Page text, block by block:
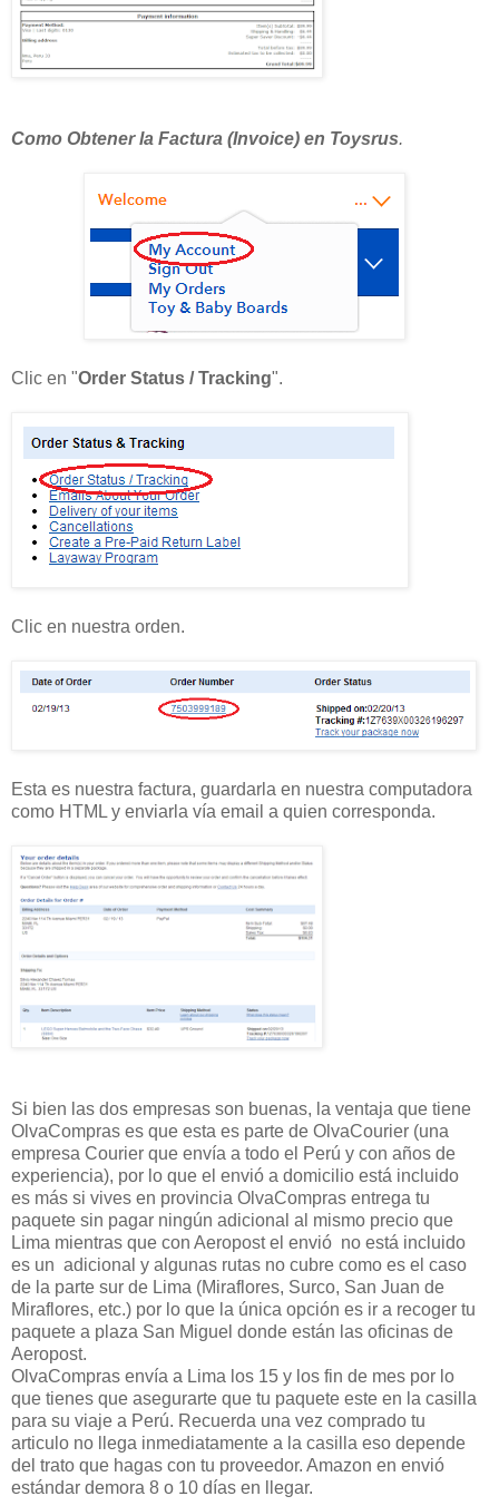
Como Obtener la Factura (Invoice) en Toysrus.
Clic en "Order Status / Tracking".
Clic en nuestra orden.
Esta es nuestra factura, guardarla en nuestra computadora
como HTML y enviarla vía email a quien corresponda.
Si bien las dos empresas son buenas, la ventaja que tiene
OlvaCompras es que esta es parte de OlvaCourier (una
empresa Courier que envía a todo el Perú y con años de
experiencia), por lo que el envió a domicilio está incluido
es más si vives en provincia OlvaCompras entrega tu
paquete sin pagar ningún adicional al mismo precio que
Lima mientras que con Aeropost el envió no está incluido
es un adicional y algunas rutas no cubre como es el caso
de la parte sur de Lima (Miraflores, Surco, San Juan de
Miraflores, etc.) por lo que la única opción es ir a recoger tu
paquete a plaza San Miguel donde están las oficinas de
Aeropost.
OlvaCompras envía a Lima los 15 y los fin de mes por lo
que tienes que asegurarte que tu paquete este en la casilla
para su viaje a Perú. Recuerda una vez comprado tu
articulo no llega inmediatamente a la casilla eso depende
del trato que hagas con tu proveedor. Amazon en envió
estándar demora 8 o 10 días en llegar.